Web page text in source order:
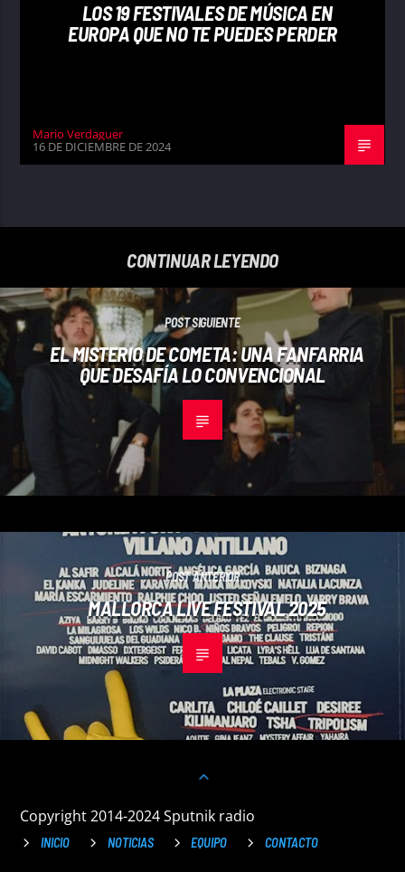
LOS 19 FESTIVALES DE MÚSICA EN
EUROPA QUE NO TE PUEDES PERDER
Mario Verdaguer
16 DE DICIEMBRE DE 2024
CONTINUAR LEYENDO
POST SIGUIENTE
EL MISTERIO DE COMETA: UNA FANFARRIA
QUE DESAFÍA LO CONVENCIONAL
POST ANTERIOR
MALLORCA LIVE FESTIVAL 2025
Copyright 2014-2024 Sputnik radio
INICIO NOTICIAS EQUIPO CONTACTO